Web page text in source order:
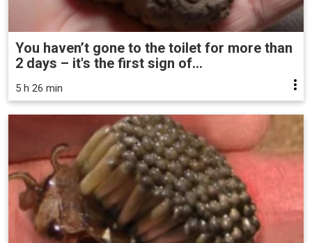
You haven’t gone to the toilet for more than
2 days – it's the first sign of...
5 h 26 min